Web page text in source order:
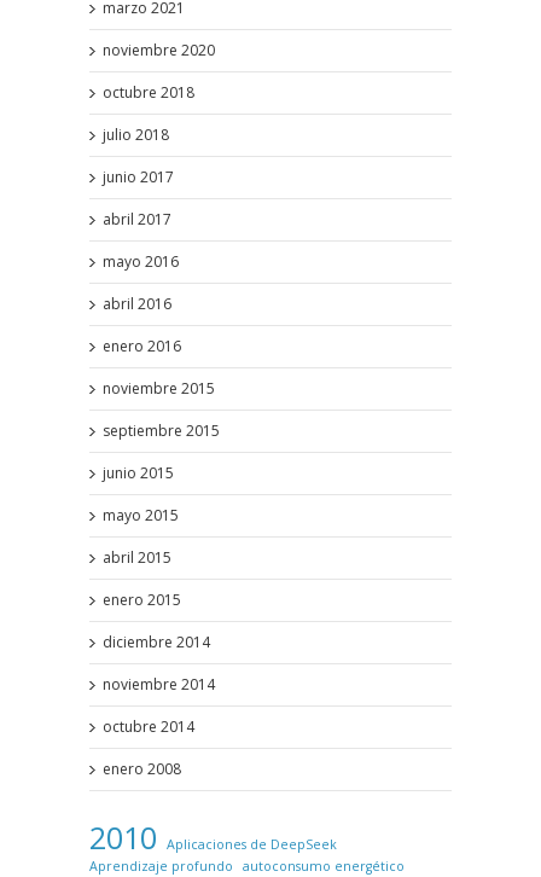
marzo 2021
noviembre 2020
octubre 2018
julio 2018
junio 2017
abril 2017
mayo 2016
abril 2016
enero 2016
noviembre 2015
septiembre 2015
junio 2015
mayo 2015
abril 2015
enero 2015
diciembre 2014
noviembre 2014
octubre 2014
enero 2008
2010
Aplicaciones de DeepSeek
Aprendizaje profundo
autoconsumo energético